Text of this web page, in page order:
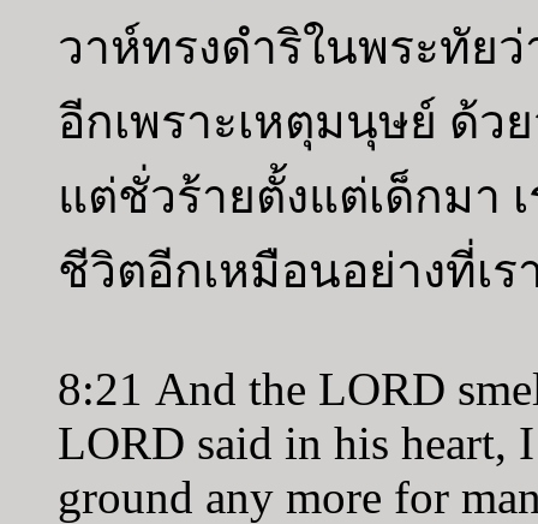
วาห์ทรงดำริในพระทัย
อีกเพราะเหตุมนุษย์ ด้ว
แต่ชั่วร้ายตั้งแต่เด็กมา
ชีวิตอีกเหมือนอย่างที่เ
8:21 And the LORD
LORD said in his heart,
ground any more for